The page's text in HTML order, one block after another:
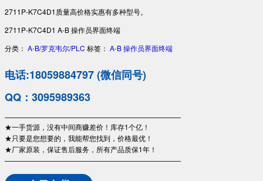
2711P-K7C4D1质量高价格实惠有多种型号。
2711P-K7C4D1 A-B 操作员界面终端
分类： A-B/罗克韦尔/PLC 标签： A-B操作员界面终端
电话:18059884797 (微信同号)
QQ：3095989363
—————————————————————————
★一手货源，没有中间商赚差价！库存1个亿！
★只要是您想要的，我能帮您找到，价格最优！
★厂家原装，保证售后服务，所有产品质保1年！
—————————————————————————